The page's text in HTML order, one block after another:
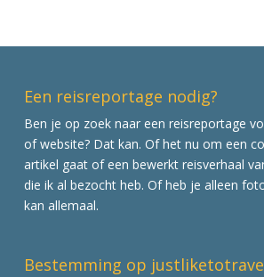
Een reisreportage nodig?
Ben je op zoek naar een reisreportage
of website? Dat kan. Of het nu om een
artikel gaat of een bewerkt reisverhaal
die ik al bezocht heb. Of heb je alleen
kan allemaal.
Bestemming op